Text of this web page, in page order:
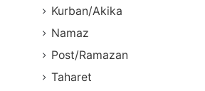
Kurban/Akika
Namaz
Post/Ramazan
Taharet